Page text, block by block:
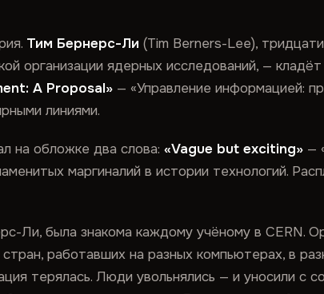
Тим Бернерс-Ли (Tim Berners-Lee),
организации ядерных исследований, —
A Proposal» — «Управление информацией:
линиями.
на обложке два слова: «Vague but exciting» —
маргиналий в истории технологий.
Ли, была знакома каждому учёному в CERN.
работавших на разных компьютерах, в
терялась. Люди увольнялись — и уносили с